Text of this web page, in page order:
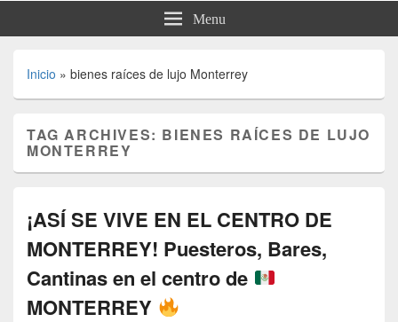
Menu
Inicio » bienes raíces de lujo Monterrey
TAG ARCHIVES: BIENES RAÍCES DE LUJO
MONTERREY
¡ASÍ SE VIVE EN EL CENTRO DE
MONTERREY! Puesteros, Bares,
Cantinas en el centro de
MONTERREY